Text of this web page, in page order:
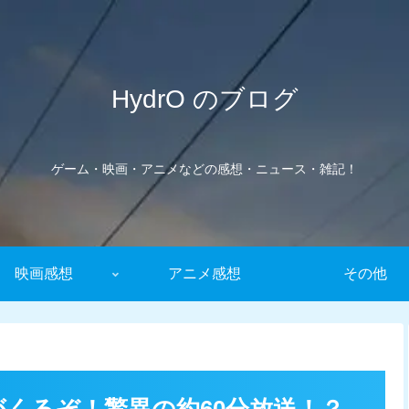
HydrO のブログ
ゲーム・映画・アニメなどの感想・ニュース・雑記！
映画感想 アニメ感想 その他